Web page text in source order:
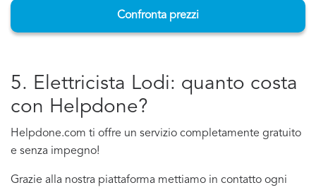
Confronta prezzi
5. Elettricista Lodi: quanto costa
con Helpdone?
Helpdone.com ti offre un servizio completamente gratuito
e senza impegno!
Grazie alla nostra piattaforma mettiamo in contatto ogni